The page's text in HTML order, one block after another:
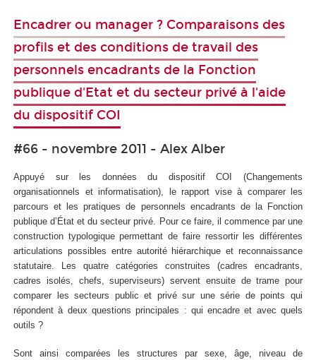
Encadrer ou manager ? Comparaisons des
profils et des conditions de travail des
personnels encadrants de la Fonction
publique d'Etat et du secteur privé à l'aide
du dispositif COI
#66 - novembre 2011 - Alex Alber
Appuyé sur les données du dispositif COI (Changements
organisationnels et informatisation), le rapport vise à comparer les
parcours et les pratiques de personnels encadrants de la Fonction
publique d’État et du secteur privé. Pour ce faire, il commence par une
construction typologique permettant de faire ressortir les différentes
articulations possibles entre autorité hiérarchique et reconnaissance
statutaire. Les quatre catégories construites (cadres encadrants,
cadres isolés, chefs, superviseurs) servent ensuite de trame pour
comparer les secteurs public et privé sur une série de points qui
répondent à deux questions principales : qui encadre et avec quels
outils ?
Sont ainsi comparées les structures par sexe, âge, niveau de